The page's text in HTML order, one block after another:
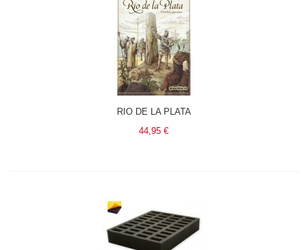
RIO DE LA PLATA
44,95 €